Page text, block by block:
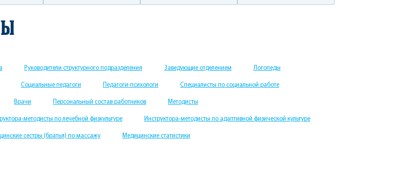
Руководители структурного подразделения Заведующие отделением Логопеды
Социальные педагоги Педагоги-психологи Специалисты по социальной работе
Врачи Персональный состав работников Методисты
методисты по лечебной физкультуре Инструктора-методисты по адаптивной физической культуре
сестры (братья) по массажу Медицинские статистики